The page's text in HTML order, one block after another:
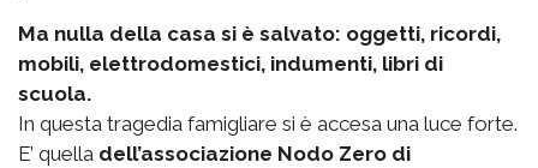
Ma nulla della casa si è salvato: oggetti, ricordi,
mobili, elettrodomestici, indumenti, libri di
scuola.
In questa tragedia famigliare si è accesa una luce forte.
E’ quella dell’associazione Nodo Zero di